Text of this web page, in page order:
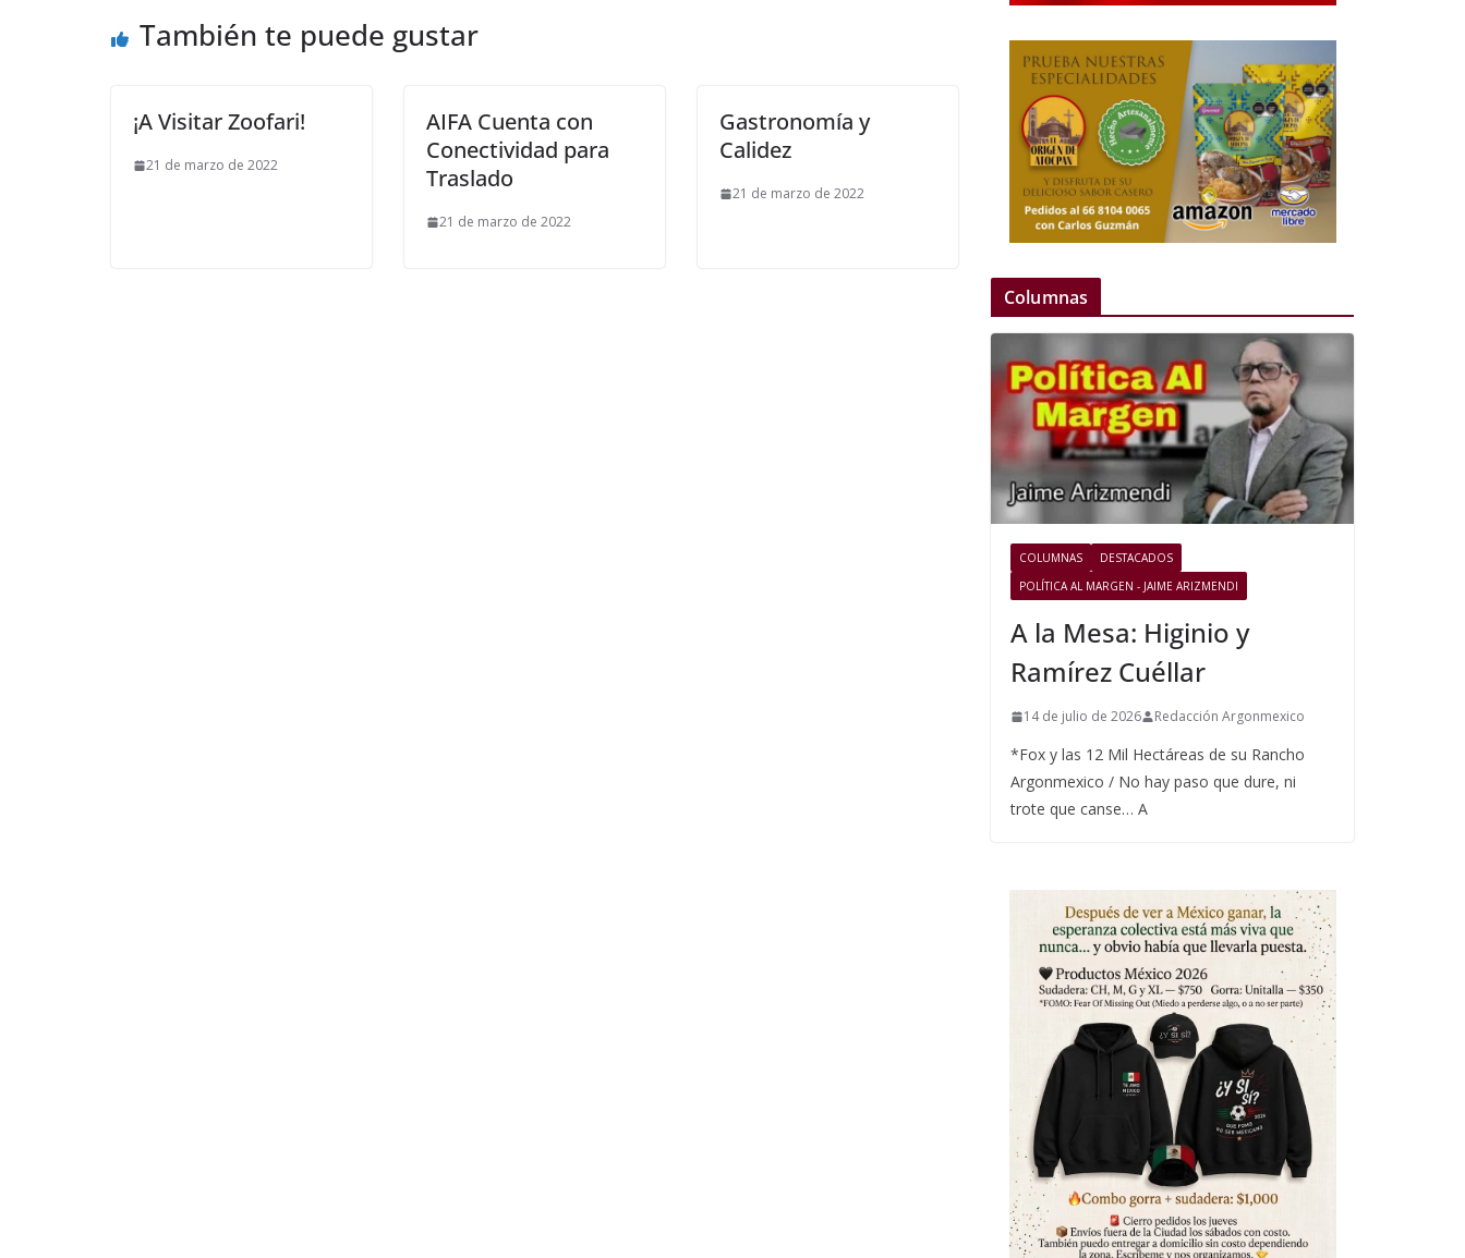
También te puede gustar
¡A Visitar Zoofari!
21 de marzo de 2022
AIFA Cuenta con
Conectividad para
Traslado
21 de marzo de 2022
Gastronomía y
Calidez
21 de marzo de 2022
Columnas
COLUMNAS
DESTACADOS
POLÍTICA AL MARGEN - JAIME ARIZMENDI
A la Mesa: Higinio y
Ramírez Cuéllar
14 de julio de 2026 Redacción Argonmexico
*Fox y las 12 Mil Hectáreas de su Rancho
Argonmexico / No hay paso que dure, ni
trote que canse… A